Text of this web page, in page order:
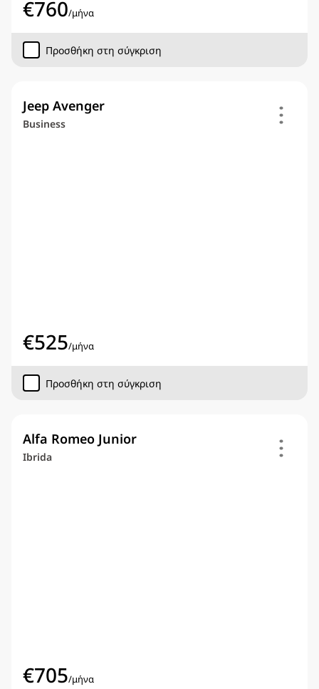
€760/μήνα
Προσθήκη στη σύγκριση
Jeep Avenger
Business
€525/μήνα
Προσθήκη στη σύγκριση
Alfa Romeo Junior
Ibrida
€705/μήνα